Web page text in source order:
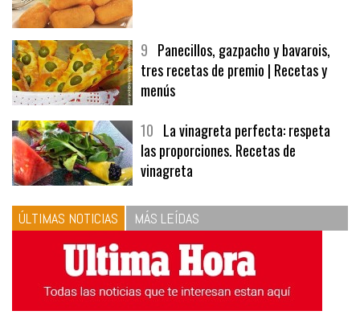
9Panecillos, gazpacho y bavarois,
tres recetas de premio | Recetas y
menús
10La vinagreta perfecta: respeta
las proporciones. Recetas de
vinagreta
ÚLTIMAS NOTICIAS MÁS LEÍDAS